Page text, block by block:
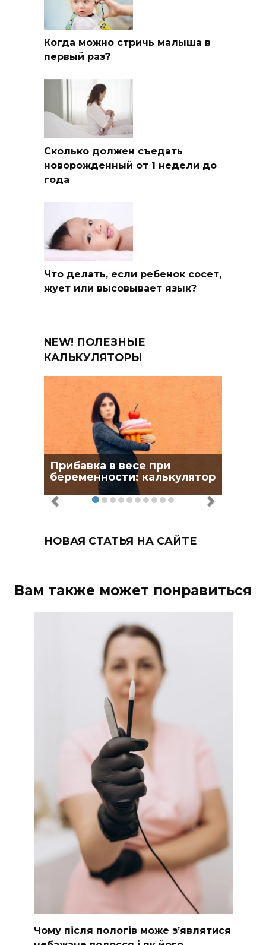
Когда можно стричь малыша в
первый раз?
Сколько должен съедать
новорожденный от 1 недели до
года
Что делать, если ребенок сосет,
жует или высовывает язык?
NEW! ПОЛЕЗНЫЕ
КАЛЬКУЛЯТОРЫ
Прибавка в весе при
беременности: калькулятор
НОВАЯ СТАТЬЯ НА САЙТЕ
Вам также может понравиться
Чому після пологів може з’являтися